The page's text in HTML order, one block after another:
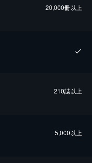
20,000冊以上
210誌以上
5,000以上